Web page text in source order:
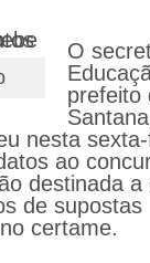
O
prefeito
nesta
ao
destinada a
de supostas
certame.